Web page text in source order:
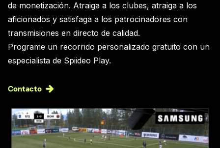
de monetización. Atraiga a los clubes, atraiga a los
aficionados y satisfaga a los patrocinadores con
transmisiones en directo de calidad.
Programe un recorrido personalizado gratuito con un
especialista de Spiideo Play.
Contacto